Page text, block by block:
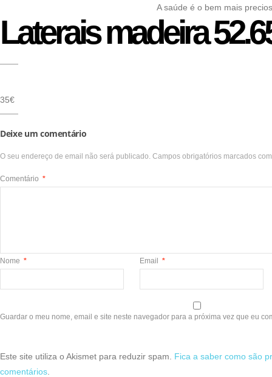
A saúde é o bem mais
Laterais madeira
35€
Deixe um comentário
O seu endereço de email não será publicado. Campos obrigatórios marcados
Comentário *
Nome * Email *
Guardar o meu nome, email e site neste navegador para a próxima vez que eu
Este site utiliza o Akismet para reduzir spam. Fica a saber como são
comentários